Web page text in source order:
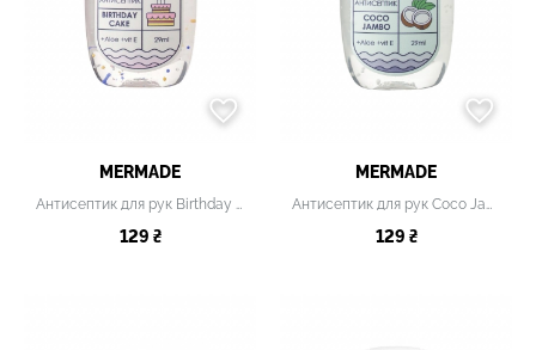
MERMADE
Антисептик для рук Birthday Cake
129 ₴
MERMADE
Антисептик для рук Coco Jambo
129 ₴